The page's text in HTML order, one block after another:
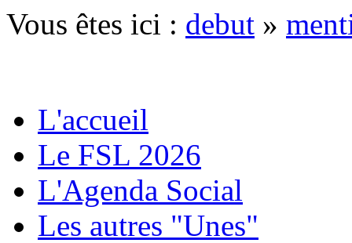
Vous êtes ici : debut »
L'accueil
Le FSL 2026
L'Agenda Social
Les autres "Unes"